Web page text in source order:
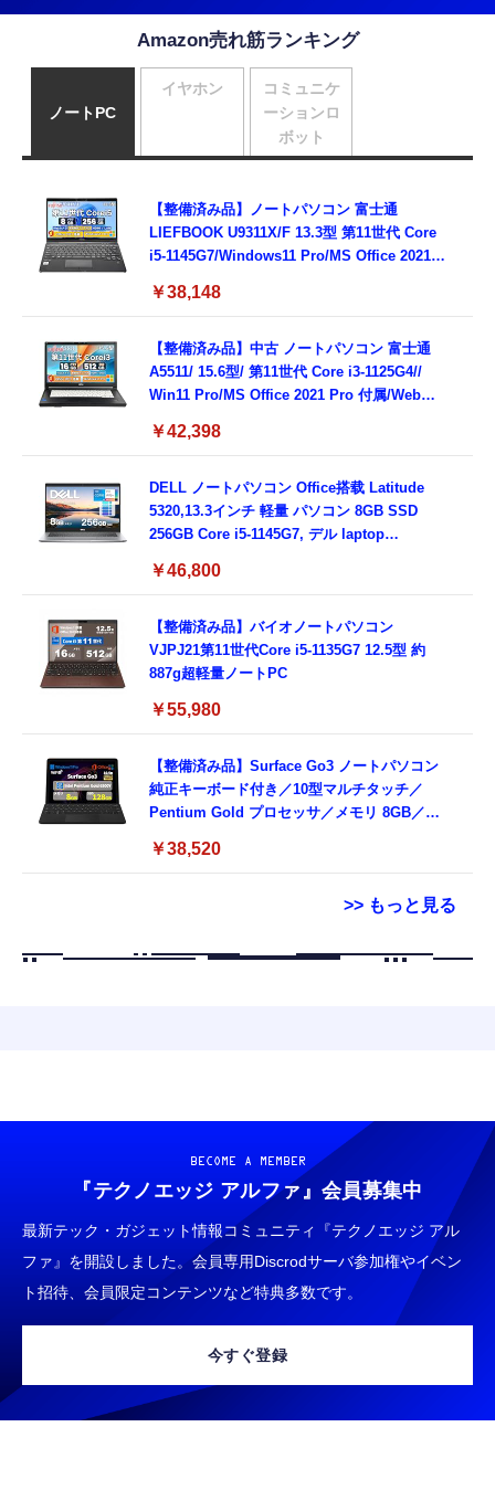
Amazon売れ筋ランキング
ノートPC
【整備済み品】ノートパソコン 富士通
LIEFBOOK U9311X/F 13.3型 第11世代 Core
i5-1145G7/Windows11 Pro/MS Office 2021搭
Type-C/360度回転対応/有線静音マウス付
8GB,SSD256GB)
￥38,148
【整備済み品】中古 ノートパソコン 富士通
A5511/ 15.6型/ 第11世代 Core i3-1125G4//
Win11 Pro/MS Office 2021 Pro 付属/Webカ
3.0)/ 有線静音マウス付属/ 180日保証（メモリ
￥42,398
DELL ノートパソコン Office搭载 Latitude
5320,13.3インチ 軽量 パソコン 8GB SSD
256GB Core i5-1145G7, デル laptop
ド付き (整備済み品)
￥46,800
【整備済み品】バイオノートパソコン
VJPJ21第11世代Core i5-1135G7 12.5型 約
887g超軽量ノートPC
￥55,980
【整備済み品】Surface Go3 ノートパソコン
純正キーボード付き／10型マルチタッチ／
Pentium Gold プロセッサ／メモリ 8GB／
Bluetooth5.0／USB-C／1080p顔認証カメラ
￥38,520
>> もっと見る
イヤホン
睡眠用イヤホン 【音質強化バージョン
iPhone 15/16/17対応】横向きに寝ると耳が圧
迫されない ソフトシリコンで柔らかい 超軽量
超小型 外部ノイズ遮断 音質良い リモコン マ
イク付き 安眠 仕事 勉強 通勤通学最適（黑-
￥2,199
Lightning to 3.5mm イヤホンジャック 変換
MFi認証 【ハイレゾ音質】 内蔵DAC 遅延な
し 48ビット/96KHz 音量調節対応
￥999
【HIFI音質】iphone イヤホンジャック ライ
コミュニケ
ーションロ
ボット
M10SR AIペット（コミュニケーションロボッ
￥53,900
CASIO Moflin(モフリン）ゴールドPE-
M10GD AIペット（コミュニケーションロボ
ット）
霊界コミュニケーションロボット BAKETAN
WARASHI ばけたん ワラシ 桃 MOMO
BECOME A MEMBER
『テクノエッジ アルファ』 会員募集中
最新テック・ガジェット情報コミュニティ『テクノエッジ アル
ファ』を開設しました。会員専用Discrodサーバ参加権やイベン
ト招待、会員限定コンテンツなど特典多数です。
今すぐ登録